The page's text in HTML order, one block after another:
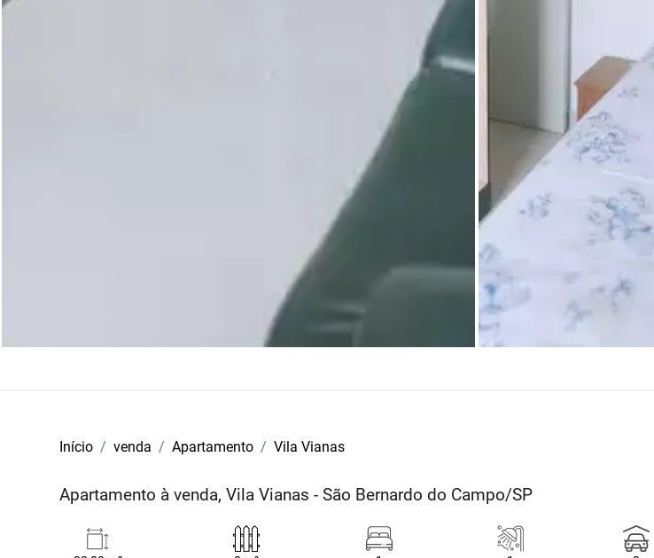
Início venda Apartamento Vila Vianas
Apartamento à venda, Vila Vianas - São Bernardo do Campo/SP